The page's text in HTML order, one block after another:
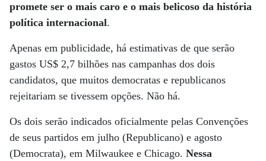
promete ser o mais caro e o mais belicoso da história
política internacional.
Apenas em publicidade, há estimativas de que serão
gastos US$ 2,7 bilhões nas campanhas dos dois
candidatos, que muitos democratas e republicanos
rejeitariam se tivessem opções. Não há.
Os dois serão indicados oficialmente pelas Convenções
de seus partidos em julho (Republicano) e agosto
(Democrata), em Milwaukee e Chicago. Nessa